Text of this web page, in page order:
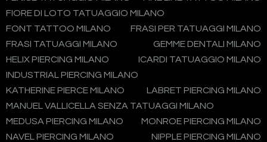
FIORE DI LOTO TATUAGGIO MILANO
FONT TATTOO MILANO
FRASI PER TATUAGGI MILANO
FRASI TATUAGGI MILANO
GEMME DENTALI MILANO
HELIX PIERCING MILANO
ICARDI TATUAGGIO MILANO
INDUSTRIAL PIERCING MILANO
KATHERINE PIERCE MILANO
LABRET PIERCING MILANO
MANUEL VALLICELLA SENZA TATUAGGI MILANO
MEDUSA PIERCING MILANO
MONROE PIERCING MILANO
NAVEL PIERCING MILANO
NIPPLE PIERCING MILANO